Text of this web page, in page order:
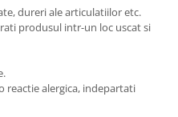
dureri ale articulatiilor etc.
produsul intr-un loc uscat si
reactie alergica, indepartati